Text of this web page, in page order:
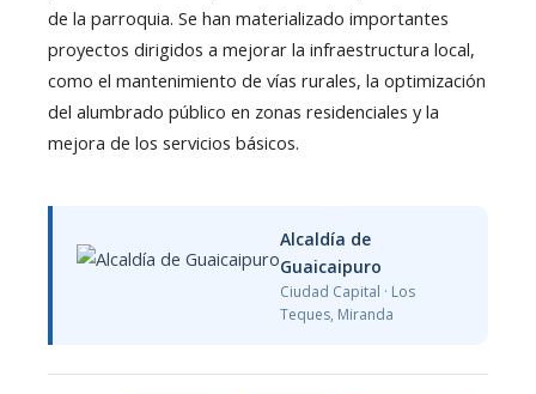
de la parroquia. Se han materializado importantes
proyectos dirigidos a mejorar la infraestructura local,
como el mantenimiento de vías rurales, la optimización
del alumbrado público en zonas residenciales y la
mejora de los servicios básicos.
Alcaldía de
Guaicaipuro
Ciudad Capital · Los
Teques, Miranda